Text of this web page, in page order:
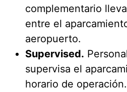
complementario
entre el
aeropuerto.
Supervised.
supervisa el
horario de operación.